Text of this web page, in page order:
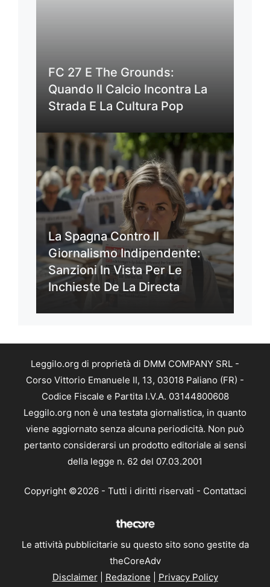
FC 27 E The Grounds:
Quando Il Calcio Incontra La
Strada E La Cultura Pop
La Spagna Contro Il
Giornalismo Indipendente:
Sanzioni In Vista Per Le
Inchieste De La Directa
Leggilo.org di proprietà di DMM COMPANY SRL -
Corso Vittorio Emanuele II, 13, 03018 Paliano (FR) -
Codice Fiscale e Partita I.V.A. 03144800608
Leggilo.org non è una testata giornalistica, in quanto
viene aggiornato senza alcuna periodicità. Non può
pertanto considerarsi un prodotto editoriale ai sensi
della legge n. 62 del 07.03.2001
Copyright ©2026 - Tutti i diritti riservati - Contattaci
Le attività pubblicitarie su questo sito sono gestite da
theCoreAdv
Disclaimer| Redazione Privacy Policy